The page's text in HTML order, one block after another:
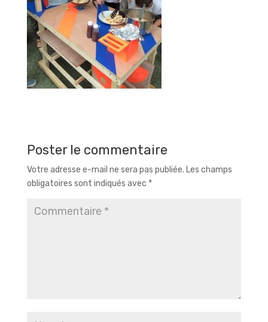
Poster le commentaire
Votre adresse e-mail ne sera pas publiée. Les champs
obligatoires sont indiqués avec *